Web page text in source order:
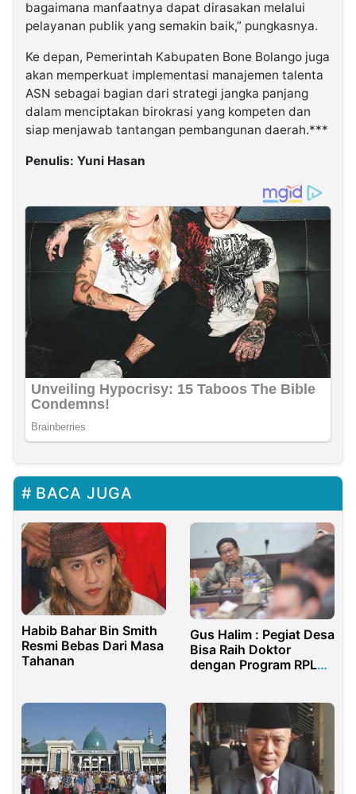
bagaimana manfaatnya dapat dirasakan melalui
pelayanan publik yang semakin baik,” pungkasnya.
Ke depan, Pemerintah Kabupaten Bone Bolango juga
akan memperkuat implementasi manajemen talenta
ASN sebagai bagian dari strategi jangka panjang
dalam menciptakan birokrasi yang kompeten dan
siap menjawab tantangan pembangunan daerah.***
Penulis: Yuni Hasan
BACA JUGA
Habib Bahar Bin Smith
Resmi Bebas Dari Masa
Tahanan
Gus Halim : Pegiat Desa
Bisa Raih Doktor
dengan Program RPL